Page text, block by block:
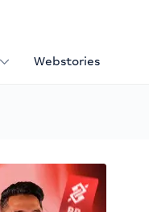
Webstories